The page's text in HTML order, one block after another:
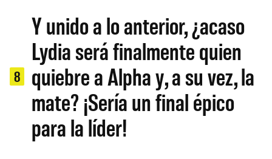
8
Y unido a lo anterior, ¿acaso
Lydia será finalmente quien
quiebre a Alpha y, a su vez, la
mate? ¡Sería un final épico
para la líder!